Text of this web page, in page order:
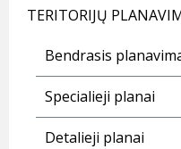
TERITORIJŲ
Bendrasis
Specialieji planai
Detalieji planai